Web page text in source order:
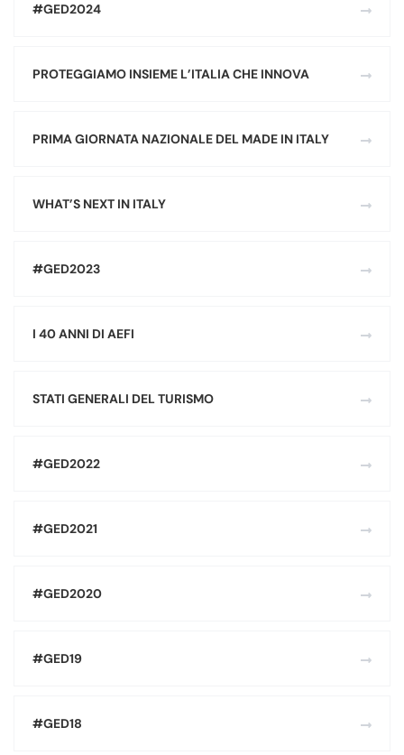
#GED2024
PROTEGGIAMO INSIEME L’ITALIA CHE INNOVA
PRIMA GIORNATA NAZIONALE DEL MADE IN ITALY
WHAT’S NEXT IN ITALY
#GED2023
I 40 ANNI DI AEFI
STATI GENERALI DEL TURISMO
#GED2022
#GED2021
#GED2020
#GED19
#GED18